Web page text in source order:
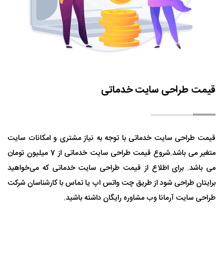
قیمت طراحی سایت خدماتی
قیمت طراحی سایت خدماتی با توجه به نیاز مشتری و امکانات سایت
متغیر می باشد.شروع قیمت طراحی سایت خدماتی از 7 میلیون تومان
می باشد. برای اطلاع از قیمت طراحی سایت خدماتی که می‌خواهید
برایتان طراحی شود از طریق چت واتس اپ یا تماس با کارشناسان شرکت
طراحی سایت آرمانا وب مشاوره رایگان داشته باشید.